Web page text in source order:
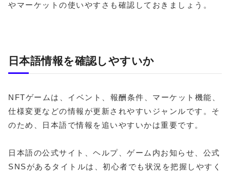
やマーケットの使いやすさも確認しておきましょう。
日本語情報を確認しやすいか
NFTゲームは、イベント、報酬条件、マーケット機能、
仕様変更などの情報が更新されやすいジャンルです。そ
のため、日本語で情報を追いやすいかは重要です。
日本語の公式サイト、ヘルプ、ゲーム内お知らせ、公式
SNSがあるタイトルは、初心者でも状況を把握しやすく